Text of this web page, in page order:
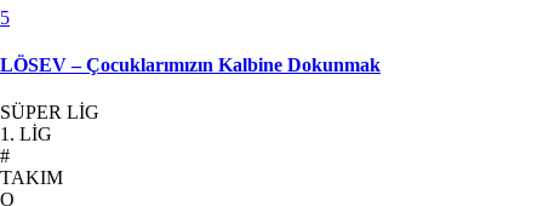
5
LÖSEV – Çocuklarımızın Kalbine Dokunmak
SÜPER LİG
1. LİG
#
TAKIM
O